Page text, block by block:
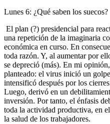
Lunes 6: ¿Qué saben los suecos?
El plan (?) presidencial para
una repetición de la imaginaria
económica en curso. En
toda razón. Y, al aumentar por
se depreció (más). En mi
planteado: el virus inició un
intensificó después por los
Luego, derivó en un
inversión. Por tanto, el énfasis
toda la actividad productiva, en
la salud de los trabajadores.